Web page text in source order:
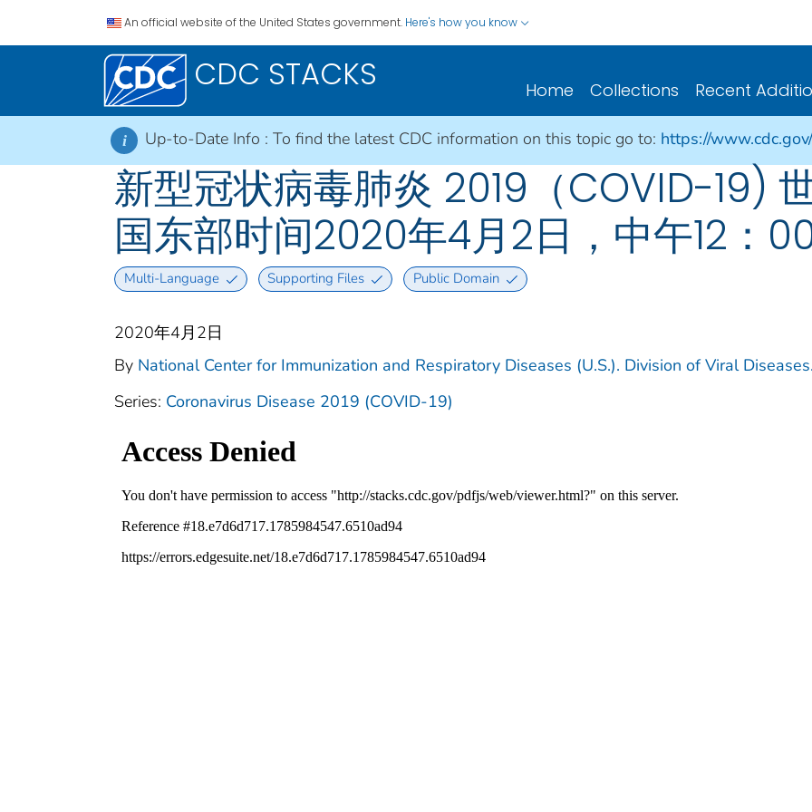
An official website of the United States government. Here's how you know
CDC STACKS Home Collections Recent
i Up-to-Date Info : To find the latest CDC information on this topic go to: https://
新型冠状病毒肺炎 2019（COVID-19)
国东部时间2020年4月2日，中午12：
Multi-Language Supporting Files Public Domain
2020年4月2日
By National Center for Immunization and Respiratory Diseases (U.S.). Division of Viral
Series: Coronavirus Disease 2019 (COVID-19)